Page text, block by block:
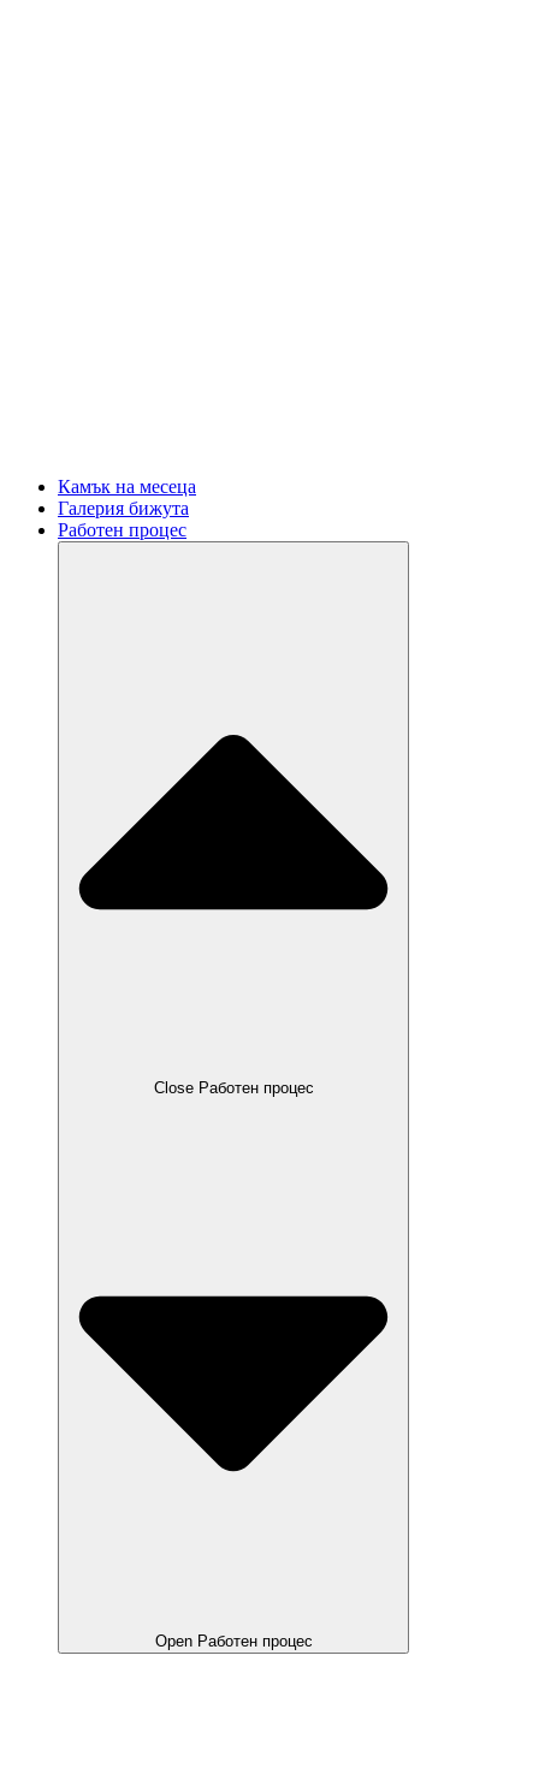
Камък на месеца
Галерия бижута
Работен процес
Close Работен процес
Open Работен процес